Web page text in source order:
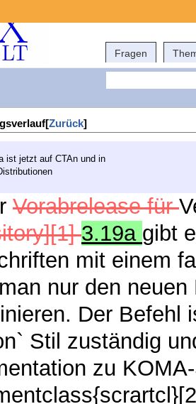
Fragen
Zurück]
ist jetzt auf CTAn und in
Vorabrelease für
3.19a gibt
mit einem
nur den
Der Befehl
Stil zuständig
zu